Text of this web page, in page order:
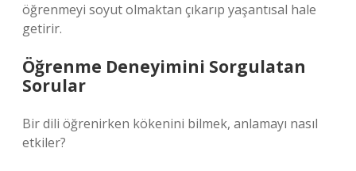
öğrenmeyi soyut olmaktan çıkarıp yaşantısal hale
getirir.
Öğrenme Deneyimini Sorgulatan
Sorular
Bir dili öğrenirken kökenini bilmek, anlamayı nasıl
etkiler?